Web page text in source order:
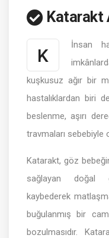
Katarakt
K
İnsan
kuşkusuz ağır bir
hastalıklardan biri
beslenme, aşırı
travmaları sebebiyle
Katarakt, göz
sağlayan doğal
kaybederek
buğulanmış bir
bozulmasıdır.